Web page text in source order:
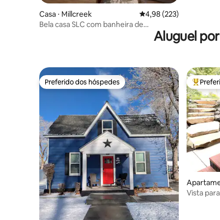
Casa ⋅ Millcreek 4,98 de uma avaliação
4,98 (223)
Bela casa SLC com banheira de
Aluguel
Preferido dos hóspedes
Preferido dos hóspedes Entre
Vista